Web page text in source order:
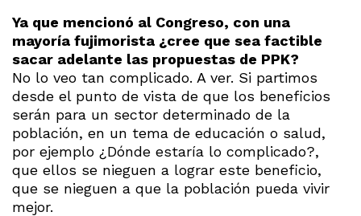
Ya que mencionó al Congreso, con una
mayoría fujimorista ¿cree que sea factible
sacar adelante las propuestas de PPK?
No lo veo tan complicado. A ver. Si partimos
desde el punto de vista de que los beneficios
serán para un sector determinado de la
población, en un tema de educación o salud,
por ejemplo ¿Dónde estaría lo complicado?,
que ellos se nieguen a lograr este beneficio,
que se nieguen a que la población pueda vivir
mejor.